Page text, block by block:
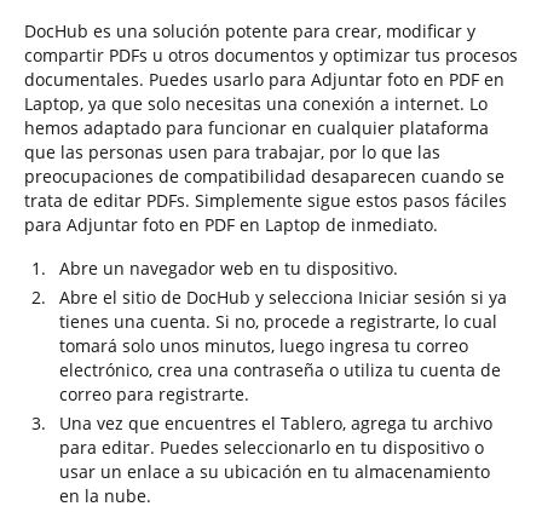
DocHub es una solución potente para crear, modificar y
compartir PDFs u otros documentos y optimizar tus procesos
documentales. Puedes usarlo para Adjuntar foto en PDF en
Laptop, ya que solo necesitas una conexión a internet. Lo
hemos adaptado para funcionar en cualquier plataforma
que las personas usen para trabajar, por lo que las
preocupaciones de compatibilidad desaparecen cuando se
trata de editar PDFs. Simplemente sigue estos pasos fáciles
para Adjuntar foto en PDF en Laptop de inmediato.
Abre un navegador web en tu dispositivo.
Abre el sitio de DocHub y selecciona Iniciar sesión si ya
tienes una cuenta. Si no, procede a registrarte, lo cual
tomará solo unos minutos, luego ingresa tu correo
electrónico, crea una contraseña o utiliza tu cuenta de
correo para registrarte.
Una vez que encuentres el Tablero, agrega tu archivo
para editar. Puedes seleccionarlo en tu dispositivo o
usar un enlace a su ubicación en tu almacenamiento
en la nube.